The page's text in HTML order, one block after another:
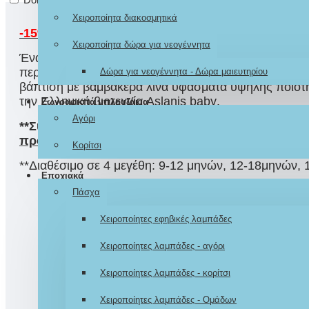
Χειροποίητα διακοσμητικά
Χειροποίητα δώρα για νεογέννητα
Δώρα για νεογέννητα - Δώρα μαιευτηρίου
Ζωγραφιστά μπλουζάκια
Αγόρι
Κορίτσι
Εποχιακά
Πάσχα
Χειροποίητες εφηβικές λαμπάδες
Χειροποίητες λαμπάδες - αγόρι
Χειροποίητες λαμπάδες - κορίτσι
Χειροποίητες λαμπάδες - Ομάδων
-15% ΕΚΠΤΩΣΗ
Ένα εντυπωσιακό μοντέρνο βαπτιστικό κοστούμι
περιλαμβάνει πουκάμισο, παντελόνι, τιράντες ή
βάπτιση με βαμβακερά λινά υφάσματα υψηλής
την Ελληνική βιοτεχνίαAslanis baby.
**Συνδυάστε
προσφοράς.
**Διαθέσιμο σε 4 μεγέθη: 9-12 μηνών, 12-